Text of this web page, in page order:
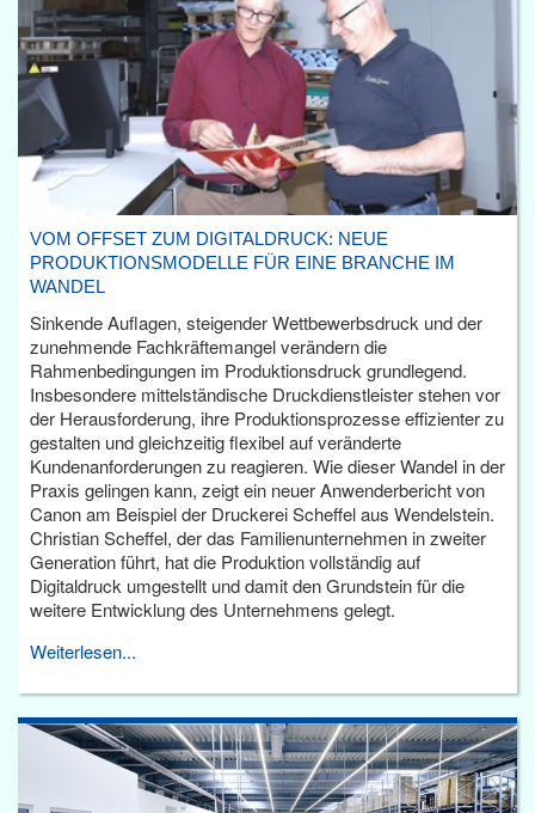
VOM OFFSET ZUM DIGITALDRUCK: NEUE
PRODUKTIONSMODELLE FÜR EINE BRANCHE IM
WANDEL
Sinkende Auflagen, steigender Wettbewerbsdruck und der
zunehmende Fachkräftemangel verändern die
Rahmenbedingungen im Produktionsdruck grundlegend.
Insbesondere mittelständische Druckdienstleister stehen vor
der Herausforderung, ihre Produktionsprozesse effizienter zu
gestalten und gleichzeitig flexibel auf veränderte
Kundenanforderungen zu reagieren. Wie dieser Wandel in der
Praxis gelingen kann, zeigt ein neuer Anwenderbericht von
Canon am Beispiel der Druckerei Scheffel aus Wendelstein.
Christian Scheffel, der das Familienunternehmen in zweiter
Generation führt, hat die Produktion vollständig auf
Digitaldruck umgestellt und damit den Grundstein für die
weitere Entwicklung des Unternehmens gelegt.
Weiterlesen...